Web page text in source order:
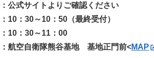
公式サイトよりご確認ください
10：30～10：50（最終受付）
10：30～11：00
航空自衛隊熊谷基地 基地正門前<MAP